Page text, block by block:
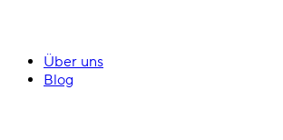
Über uns
Blog